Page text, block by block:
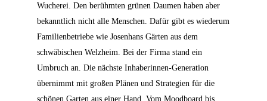
Wucherei. Den berühmten grünen Daumen haben aber
bekanntlich nicht alle Menschen. Dafür gibt es wiederum
Familienbetriebe wie Josenhans Gärten aus dem
schwäbischen Welzheim. Bei der Firma stand ein
Umbruch an. Die nächste Inhaberinnen-Generation
übernimmt mit großen Plänen und Strategien für die
schönen Garten aus einer Hand. Vom Moodboard bis